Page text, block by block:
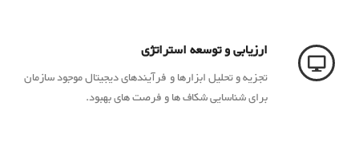
ارزیابی و توسعه استراتژی
تجزیه و تحلیل ابزارها و فرآیندهای دیجیتال موجود سازمان
برای شناسایی شکاف ها و فرصت های بهبود.